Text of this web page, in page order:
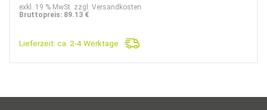
war:
ist:
exkl. 19 % MwSt. zzgl. Versandkosten
Bruttopreis: 89.13 €
Lieferzeit: ca. 2-4 Werktage